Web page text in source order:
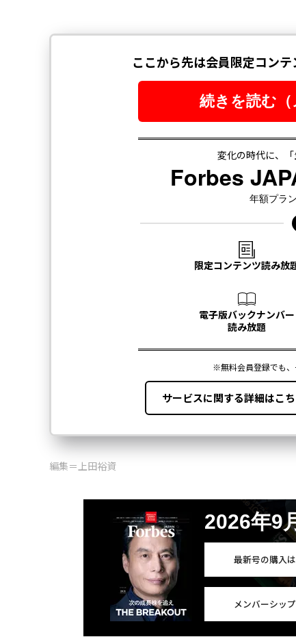
編集＝上田裕資
2026年9
最新号の購入
メンバーシッ